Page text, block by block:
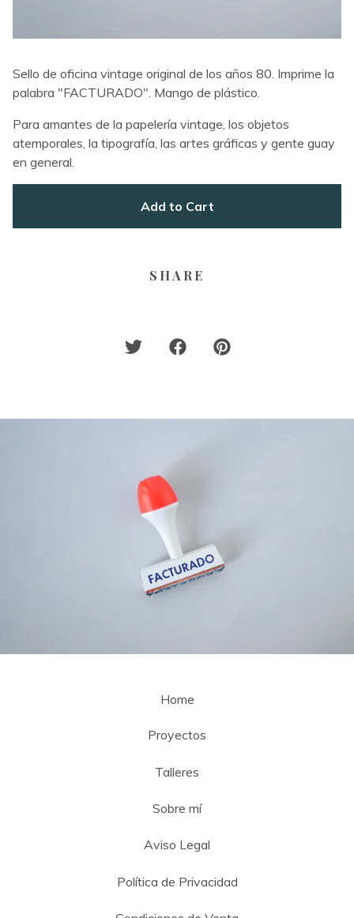
Sello de oficina vintage original de los años 80. Imprime la
palabra "FACTURADO". Mango de plástico.
Para amantes de la papelería vintage, los objetos
atemporales, la tipografía, las artes gráficas y gente guay
en general.
Add to Cart
SHARE
Home
Proyectos
Talleres
Sobre mí
Aviso Legal
Política de Privacidad